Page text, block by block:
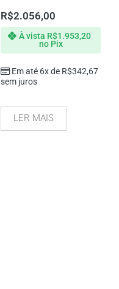
R$2.056,00
Em até 6x de R$342,67
sem juros
À vista R$1.953,20
no Pix
LER MAIS